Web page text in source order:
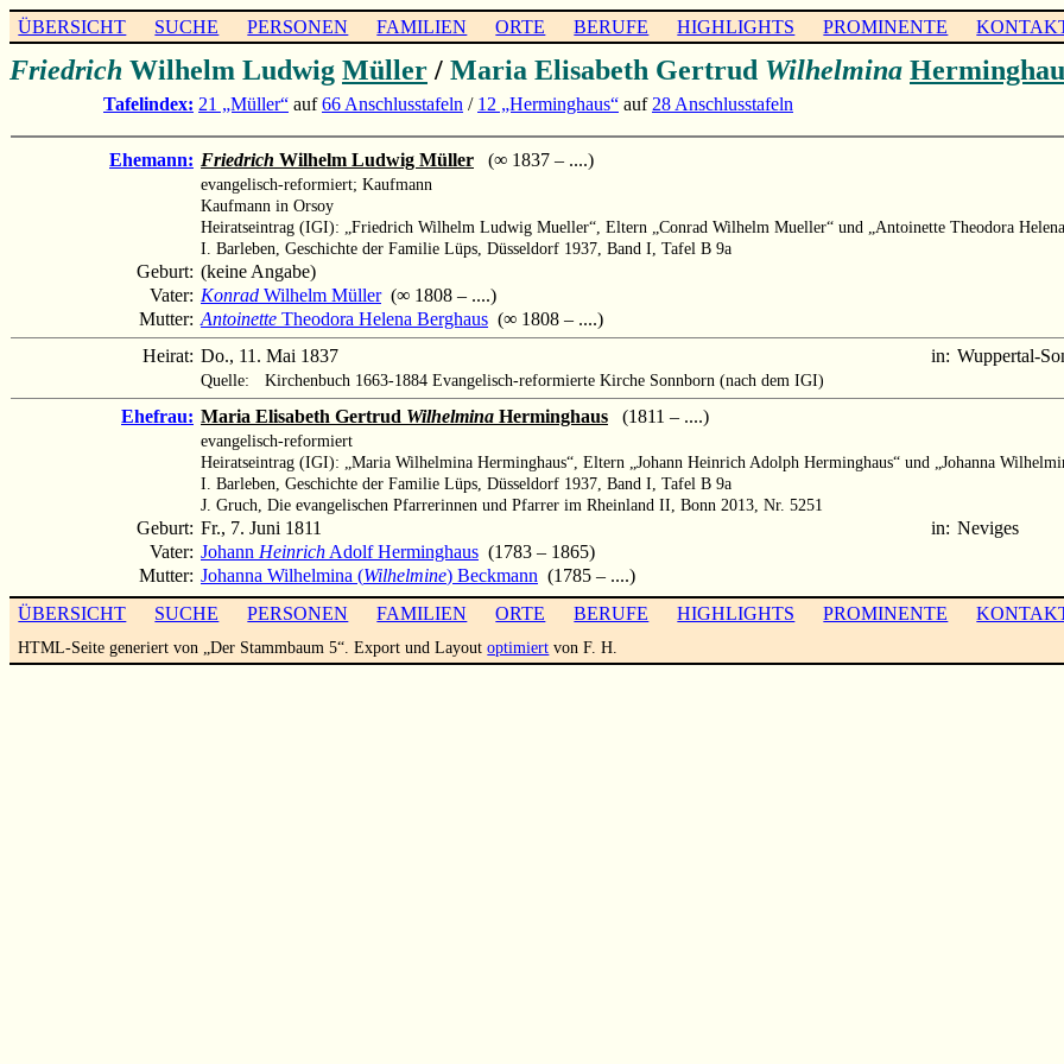
ÜBERSICHT SUCHE PERSONEN FAMILIEN ORTE BERUFE HIGHLIGHTS PROMINENTE
Friedrich Wilhelm Ludwig Müller / Maria Elisabeth Gertrud Wilhelmina
Tafelindex: 21 „Müller“ auf66 Anschlusstafeln / 12 „Herminghaus“ auf 28 Anschlusstafeln
Ehemann: Friedrich Wilhelm Ludwig Müller (∞ 1837 – ....)
evangelisch-reformiert; Kaufmann
Kaufmann in Orsoy
Heiratseintrag (IGI): „Friedrich Wilhelm Ludwig Mueller“, Eltern „Conrad Wilhelm Mueller“ und „Antoinette Theodora
I. Barleben, Geschichte der Familie Lüps, Düsseldorf 1937, Band I, Tafel B 9a
Geburt: (keine Angabe)
Vater: Konrad Wilhelm Müller(∞ 1808 – ....)
Mutter: Antoinette Theodora Helena Berghaus (∞ 1808 – ....)
Heirat: Do., 11. Mai 1837 in: Wuppertal-
Quelle: Kirchenbuch 1663-1884 Evangelisch-reformierte Kirche Sonnborn (nach dem IGI)
Ehefrau: Maria Elisabeth Gertrud Wilhelmina Herminghaus (1811 – ....)
evangelisch-reformiert
Heiratseintrag (IGI): „Maria Wilhelmina Herminghaus“, Eltern „Johann Heinrich Adolph Herminghaus“ und „Johanna
I. Barleben, Geschichte der Familie Lüps, Düsseldorf 1937, Band I, Tafel B 9a
J. Gruch, Die evangelischen Pfarrerinnen und Pfarrer im Rheinland II, Bonn 2013, Nr. 5251
Geburt: Fr., 7. Juni 1811 in: Neviges
Vater: Johann Heinrich Adolf Herminghaus (1783 – 1865)
Mutter: Johanna Wilhelmina (Wilhelmine) Beckmann (1785 – ....)
ÜBERSICHT
SUCHE PERSONEN FAMILIEN ORTE BERUFE HIGHLIGHTS PROMINENTE
HTML-Seite generiert von „Der Stammbaum 5“. Export und Layoutoptimiert von F. H.